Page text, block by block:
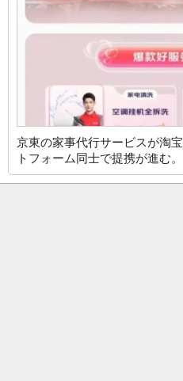
京東の家事代行サービスが淘
トフォーム同士で提携が進む。